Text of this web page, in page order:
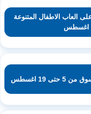
العاب الاطفال المتنوعة
19 اغسطس